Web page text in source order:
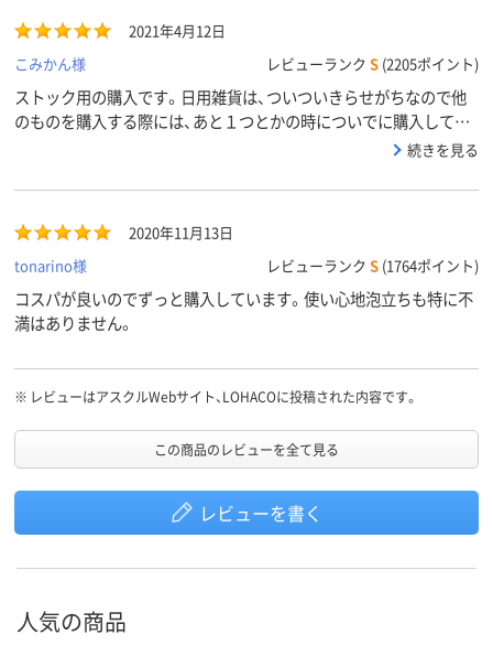
2021年4月12日
こみかん様
レビューランク S (2205ポイント)
ストック用の購入です。日用雑貨は、ついついきらせがちなので他
のものを購入する際には、あと１つとかの時についでに購入してい
続きを見る
2020年11月13日
tonarino様
レビューランク S (1764ポイント)
コスパが良いのでずっと購入しています。使い心地泡立ちも特に不
満はありません。
※ レビューはアスクルWebサイト、LOHACOに投稿された内容です。
この商品のレビューを全て見る
レビューを書く
人気の商品